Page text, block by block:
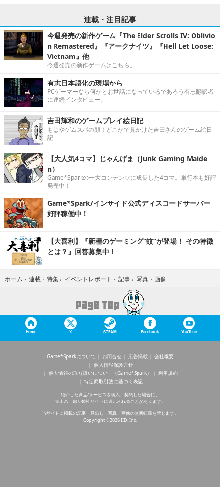
連載・注目記事
今週発売の新作ゲーム『The Elder Scrolls IV: Oblivio
n Remastered』『アークナイツ』『Hell Let Loose:
Vietnam』他
今週発売の新作ゲームはこちら。
有志日本語化の現場から
PCゲーマーなら何かとお世話になっているであろう有志翻訳者
に連続インタビュー。
吉田輝和のゲームプレイ絵日記
もはやゲムスパの顔！どこかで見かけた吉田さんのゲーム絵日
記
【大人気4コマ】じゃんげま（Junk Gaming Maide
n）
Game*Sparkの一大コンテンツに成長した4コマ。単行本も好評
発売中！
Game*Spark/インサイド公式ディスコードサーバー
好評稼働中！
【大喜利】『新種のゲーミング“蚊”が登場！ その特徴
とは？』回答募集中！
ホーム › 連載・特集 › イベントレポート › 記事 › 写真・画像
Home X STEAM Facebook YouTube
Game*Sparkについて お問合せ 広告掲載
会社概要
個人情報保護方針
個人情報の取り扱いについて（Game*Spark）
利用規約
特定商取引法に基づく表記
紹介した商品/サービスを購入、契約した場合に、
売上の一部が弊社サイトに還元されることがあります。
当サイトに掲載の記事・見出し・写真・画像の無断転載を禁じます。
Copyright © 2026 IID, Inc.